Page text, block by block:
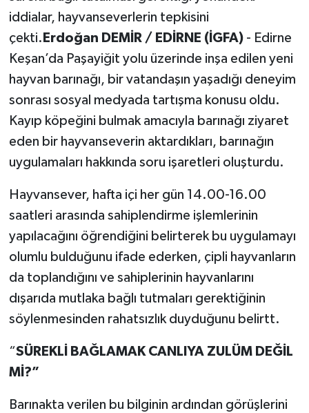
iddialar, hayvanseverlerin tepkisini
çekti. Erdoğan DEMİR / EDİRNE (İGFA) - Edirne
Keşan’da Paşayiğit yolu üzerinde inşa edilen yeni
hayvan barınağı, bir vatandaşın yaşadığı deneyim
sonrası sosyal medyada tartışma konusu oldu.
Kayıp köpeğini bulmak amacıyla barınağı ziyaret
eden bir hayvanseverin aktardıkları, barınağın
uygulamaları hakkında soru işaretleri oluşturdu.
Hayvansever, hafta içi her gün 14.00-16.00
saatleri arasında sahiplendirme işlemlerinin
yapılacağını öğrendiğini belirterek bu uygulamayı
olumlu bulduğunu ifade ederken, çipli hayvanların
da toplandığını ve sahiplerinin hayvanlarını
dışarıda mutlaka bağlı tutmaları gerektiğinin
söylenmesinden rahatsızlık duyduğunu belirtt.
“SÜREKLİ BAĞLAMAK CANLIYA ZULÜM DEĞİL
Mİ?”
Barınakta verilen bu bilginin ardından görüşlerini